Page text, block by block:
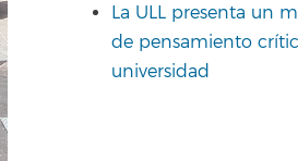
La ULL presenta un
de pensamiento
universidad